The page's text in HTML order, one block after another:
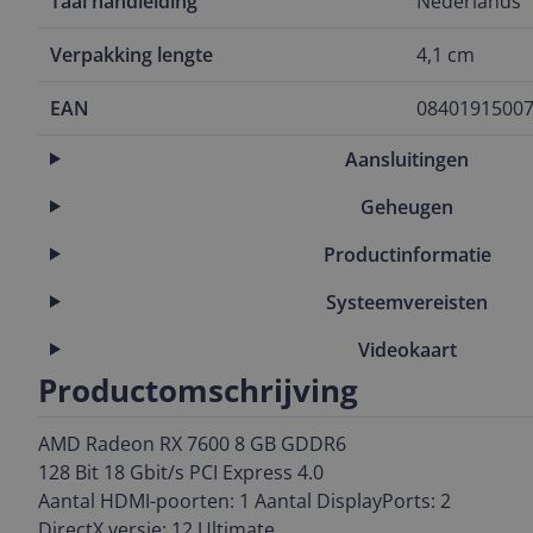
Verpakking lengte 4,1 cm
EAN
Aansluitingen
Geheugen
Productinformatie
Systeemvereisten
Videokaart
Productomschrijving
AMD Radeon RX 7600 8 GB GDDR6
128 Bit 18 Gbit/s PCI Express 4.0
Aantal HDMI-poorten: 1 Aantal DisplayPorts: 2